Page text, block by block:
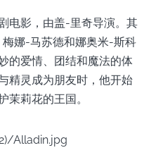
电影，由盖-里奇导演。其
娜-马苏德和娜奥米-斯科
的爱情、团结和魔法的体
精灵成为朋友时，他开始
茉莉花的王国。